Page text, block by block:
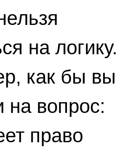
на логику.
как бы вы
на вопрос:
право